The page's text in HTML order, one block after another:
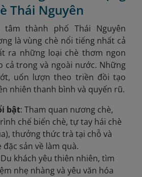
Thái Nguyên
tâm thành phố Thái Nguyên
là vùng chè nổi tiếng nhất cả
ra những loại chè thơm ngon
cả trong và ngoài nước. Những
uốn lượn theo triền đồi tạo
nhiên thanh bình và quyến rũ.
bật: Tham quan nương chè,
chế biến chè, tự tay hái chè
thưởng thức trà tại chỗ và
sản về làm quà.
khách yêu thiên nhiên, tìm
nhẹ nhàng và yêu văn hóa